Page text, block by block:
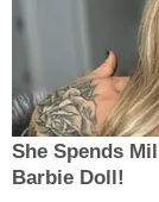
She Spends
Barbie Doll!